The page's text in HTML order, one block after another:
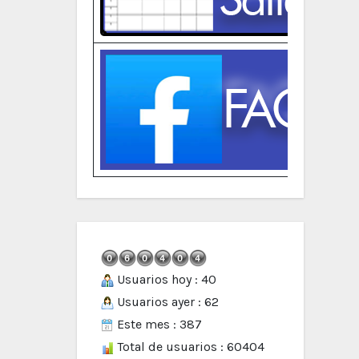
Usuarios hoy : 40
Usuarios ayer : 62
Este mes : 387
Total de usuarios : 60404